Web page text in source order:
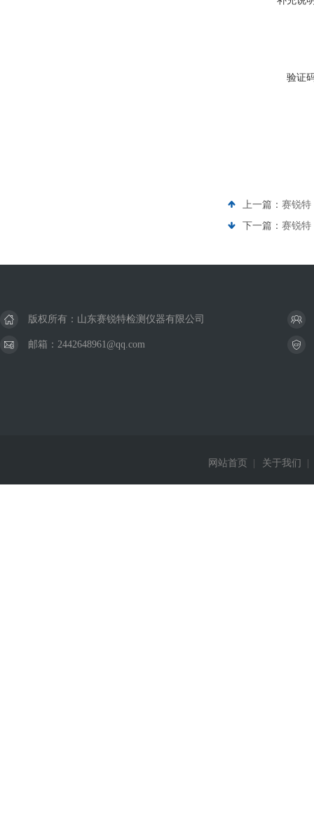
验证
上一篇： 赛锐特
下一篇： 赛锐特
版权所有：山东赛锐特检测仪器有限公司
邮箱：2442648961@qq.com
网站首页 关于我们